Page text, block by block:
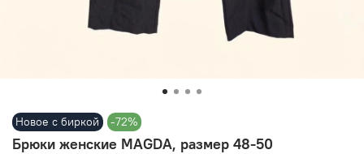
Новое с биркой -72%
Брюки женские MAGDA, размер 48-50